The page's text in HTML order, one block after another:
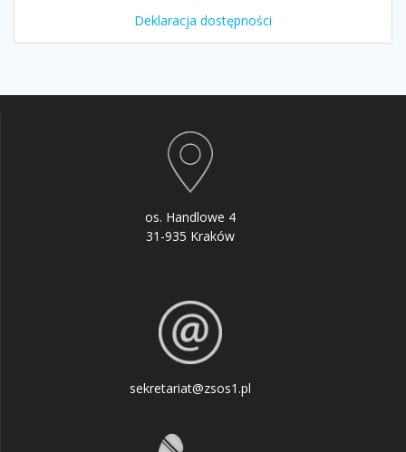
Deklaracja dostępności
os. Handlowe 4
31-935 Kraków
sekretariat@zsos1.pl